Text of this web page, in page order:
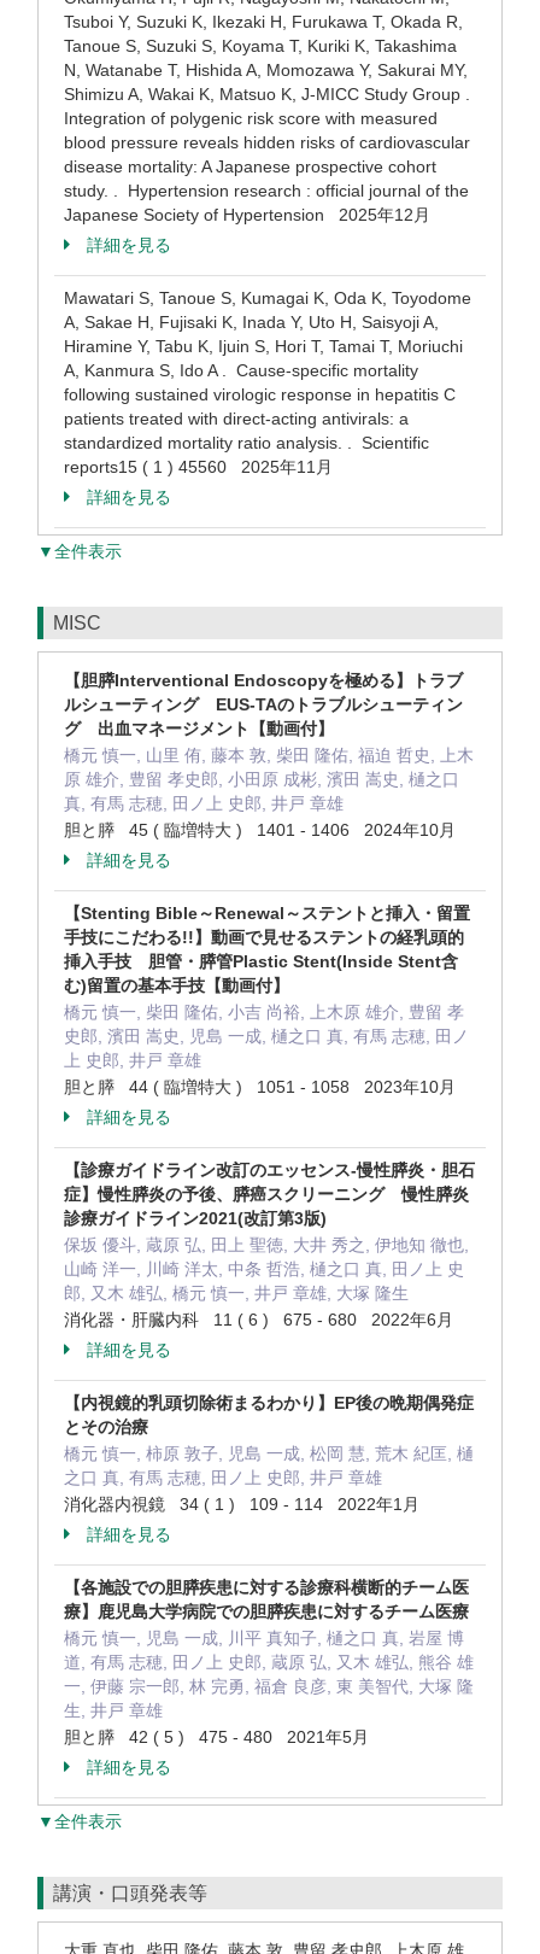
Tsuboi Y, Suzuki K, Ikezaki H, Furukawa T, Okada R,
Tanoue S, Suzuki S, Koyama T, Kuriki K, Takashima
N, Watanabe T, Hishida A, Momozawa Y, Sakurai MY,
Shimizu A, Wakai K, Matsuo K, J-MICC Study Group .
Integration of polygenic risk score with measured
blood pressure reveals hidden risks of cardiovascular
disease mortality: A Japanese prospective cohort
study. . Hypertension research : official journal of the
Japanese Society of Hypertension 2025年12月
詳細を見る
Mawatari S, Tanoue S, Kumagai K, Oda K, Toyodome
A, Sakae H, Fujisaki K, Inada Y, Uto H, Saisyoji A,
Hiramine Y, Tabu K, Ijuin S, Hori T, Tamai T, Moriuchi
A, Kanmura S, Ido A . Cause-specific mortality
following sustained virologic response in hepatitis C
patients treated with direct-acting antivirals: a
standardized mortality ratio analysis. . Scientific
reports15 ( 1 ) 45560 2025年11月
詳細を見る
▼全件表示
MISC
【胆膵Interventional Endoscopyを極める】トラブ
ルシューティング EUS-TAのトラブルシューティン
グ 出血マネージメント【動画付】
橋元 慎一, 山里 侑, 藤本 敦, 柴田 隆佑, 福迫 哲史, 上木
原 雄介, 豊留 孝史郎, 小田原 成彬, 濱田 嵩史, 樋之口
真, 有馬 志穂, 田ノ上 史郎, 井戸 章雄
胆と膵 45 ( 臨増特大 ) 1401 - 1406 2024年10月
詳細を見る
【Stenting Bible～Renewal～ステントと挿入・留置
手技にこだわる!!】動画で見せるステントの経乳頭的
挿入手技 胆管・膵管Plastic Stent(Inside Stent含
む)留置の基本手技【動画付】
橋元 慎一, 柴田 隆佑, 小吉 尚裕, 上木原 雄介, 豊留 孝
史郎, 濱田 嵩史, 児島 一成, 樋之口 真, 有馬 志穂, 田ノ
上 史郎, 井戸 章雄
胆と膵 44 ( 臨増特大 ) 1051 - 1058 2023年10月
詳細を見る
【診療ガイドライン改訂のエッセンス-慢性膵炎・胆石
症】慢性膵炎の予後、膵癌スクリーニング 慢性膵炎
診療ガイドライン2021(改訂第3版)
保坂 優斗, 蔵原 弘, 田上 聖徳, 大井 秀之, 伊地知 徹也,
山崎 洋一, 川崎 洋太, 中条 哲浩, 樋之口 真, 田ノ上 史
郎, 又木 雄弘, 橋元 慎一, 井戸 章雄, 大塚 隆生
消化器・肝臓内科 11 ( 6 ) 675 - 680 2022年6月
詳細を見る
【内視鏡的乳頭切除術まるわかり】EP後の晩期偶発症
とその治療
橋元 慎一, 柿原 敦子, 児島 一成, 松岡 慧, 荒木 紀匡, 樋
之口 真, 有馬 志穂, 田ノ上 史郎, 井戸 章雄
消化器内視鏡 34 ( 1 ) 109 - 114 2022年1月
詳細を見る
【各施設での胆膵疾患に対する診療科横断的チーム医
療】鹿児島大学病院での胆膵疾患に対するチーム医療
橋元 慎一, 児島 一成, 川平 真知子, 樋之口 真, 岩屋 博
道, 有馬 志穂, 田ノ上 史郎, 蔵原 弘, 又木 雄弘, 熊谷 雄
一, 伊藤 宗一郎, 林 完勇, 福倉 良彦, 東 美智代, 大塚 隆
生, 井戸 章雄
胆と膵 42 ( 5 ) 475 - 480 2021年5月
詳細を見る
▼全件表示
講演・口頭発表等